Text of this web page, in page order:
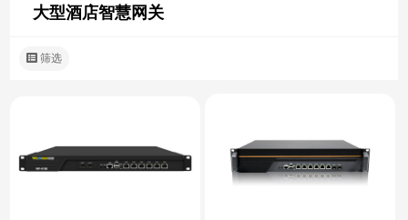
大型酒店智慧网关
筛选